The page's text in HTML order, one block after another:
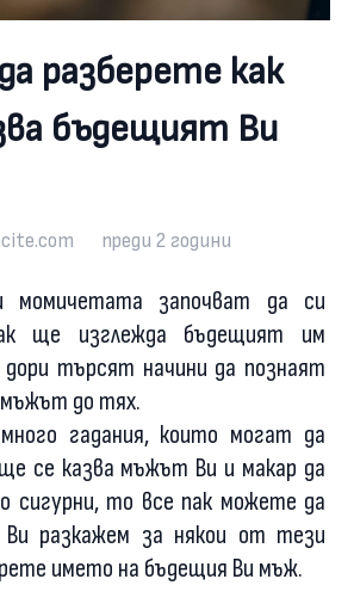
разберете как
бъдещият Ви
преди 2 години
започват да си
ще изглежда бъдещият им
дори търсят начини да познаят
мъжът до тях.
гадания, които могат да
се казва мъжът Ви и макар да
сигурни, то все пак можете да
разкажем за някои от тези
името на бъдещия Ви мъж.